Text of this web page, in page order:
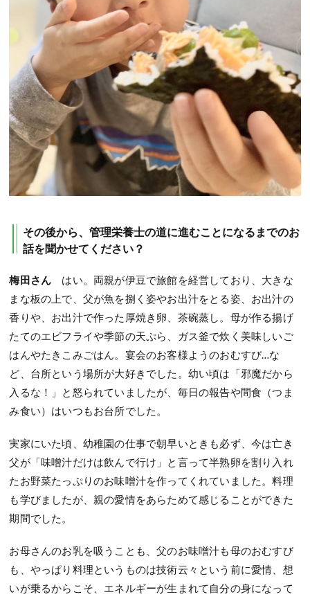
その後から、管理栄養士の道に進むことになるまでのお
話を聞かせてください？
梅田さん はい。両親が伊豆で旅館を経営しており、大きな
まな板の上で、父が魚を捌く姿やお出汁をとる姿、お出汁の
香りや、お出汁で作った厚焼き卵、茶碗蒸し。母が作る揚げ
たてのエビフライや季節の天ぷら、ガス釜で炊く美味しいご
はんやたきこみごはん。宴会のお客様ようのおむすび…な
ど、台所という場所が大好きでした。幼い頃は「邪魔だから
入るな！」と怒られていましたが、毎日の報告や間食（つま
み食い）はいつもお台所でした。
実家にいた頃、幼稚園の仕事で朝早いときも必ず、今は亡き
父が「味噌汁だけは飲んで行け」と言って半熟卵を割り入れ
たお野菜たっぷりのお味噌汁を作ってくれていました。料理
も学びましたが、親の愛情をあらためて感じることができた
期間でした。
お母さんのお乳を吸うことも、父のお味噌汁も母のおむすび
も、やっぱり料理というものは技術云々という前に愛情、想
いが乗るからこそ、エネルギーが生まれて自分の身になって